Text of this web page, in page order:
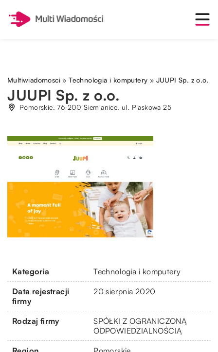
Multiwiadomosci »Technologia i komputery » JUUPI Sp. z o.o.
JUUPI Sp. z o.o.
Pomorskie, 76-200 Siemianice, ul. Piaskowa 25
Kategoria Technologia i komputery
Data rejestracji
firmy
20 sierpnia 2020
Rodzaj firmy
SPÓŁKI Z OGRANICZONĄ
ODPOWIEDZIALNOŚCIĄ